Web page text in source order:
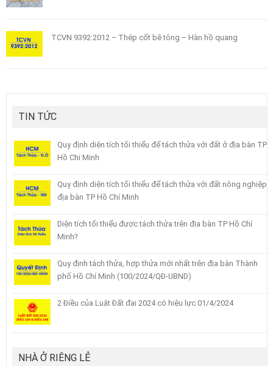
TCVN 9392:2012 – Thép cốt bê tông – Hàn hồ quang
TIN TỨC
Quy định diện tích tối thiểu để tách thửa với đất ở địa bàn TP
Hồ Chi Minh
Quy định diện tích tối thiểu để tách thửa với đất nông nghiệp
địa bàn TP Hồ Chí Minh
Diện tích tối thiểu được tách thửa trên địa bàn TP Hồ Chí
Minh?
Quy định tách thửa, hợp thửa mới nhất trên địa bàn Thành
phố Hồ Chí Minh (100/2024/QĐ-UBND)
2 Điều của Luật Đất đai 2024 có hiệu lực 01/4/2024
NHÀ Ở RIÊNG LẺ